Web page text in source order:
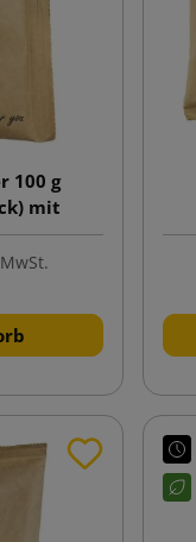
100 g
mit